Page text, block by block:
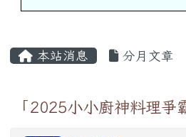
本站消息 分月文章
「2025小小廚神料理爭